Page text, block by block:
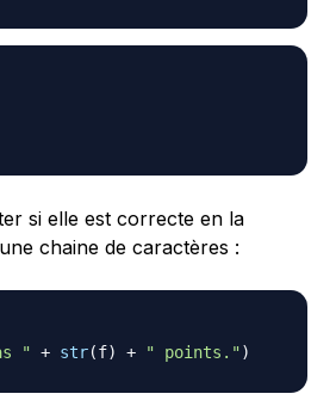
si elle est correcte en la
chaine de caractères :
" + str(f) + " points.")